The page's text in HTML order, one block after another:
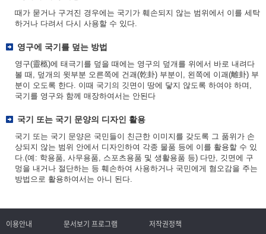
때가 묻거나 구겨진 경우에는 국기가 훼손되지 않는 범위에서 이를 세탁
하거나 다려서 다시 사용할 수 있다.
영구에 국기를 덮는 방법
영구(靈柩)에 태극기를 덮을 때에는 영구의 덮개를 위에서 바로 내려다
볼 때, 덮개의 윗부분 오른쪽에 건괘(乾卦) 부분이, 왼쪽에 이괘(離卦) 부
분이 오도록 한다. 이때 국기의 깃면이 땅에 닿지 않도록 하여야 하며,
국기를 영구와 함께 매장하여서는 안된다
국기 또는 국기 문양의 디자인 활용
국기 또는 국기 문양은 국민들이 친근한 이미지를 갖도록 그 품위가 손
상되지 않는 범위 안에서 디자인하여 각종 물품 등에 이를 활용할 수 있
다.(예: 학용품, 사무용품, 스포츠용품 및 생활용품 등) 다만, 깃면에 구
멍을 내거나 절단하는 등 훼손하여 사용하거나 국민에게 혐오감을 주는
방법으로 활용하여서는 아니 된다.
이용안내 문서보기 프로그램 저작권정책